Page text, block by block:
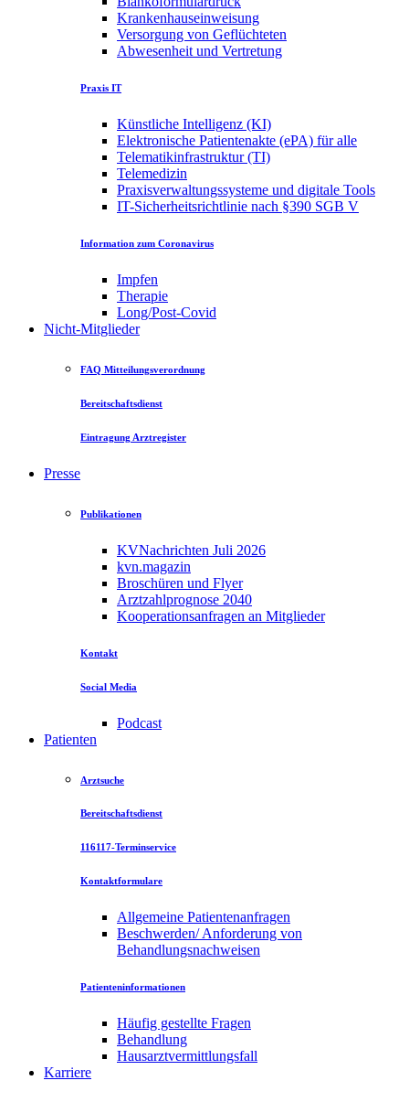
Krankenhauseinweisung
Versorgung von Geflüchteten
Abwesenheit und Vertretung
Praxis IT
Künstliche Intelligenz (KI)
Elektronische Patientenakte (ePA) für alle
Telematikinfrastruktur (TI)
Telemedizin
Praxisverwaltungssysteme und digitale Tools
IT-Sicherheitsrichtlinie nach §390 SGB V
Information zum Coronavirus
Impfen
Therapie
Long/Post-Covid
Nicht-Mitglieder
FAQ Mitteilungsverordnung
Bereitschaftsdienst
Eintragung Arztregister
Presse
Publikationen
KVNachrichten Juli 2026
kvn.magazin
Broschüren und Flyer
Arztzahlprognose 2040
Kooperationsanfragen an Mitglieder
Kontakt
Social Media
Podcast
Patienten
Arztsuche
Bereitschaftsdienst
116117-Terminservice
Kontaktformulare
Allgemeine Patientenanfragen
Beschwerden/ Anforderung von
Behandlungsnachweisen
Patienteninformationen
Häufig gestellte Fragen
Behandlung
Hausarztvermittlungsfall
Karriere